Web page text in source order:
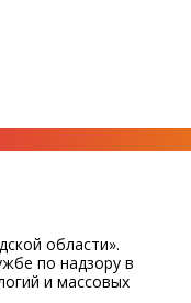
области».
по надзору в
и массовых